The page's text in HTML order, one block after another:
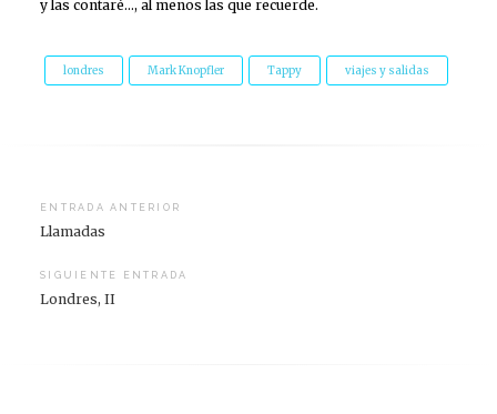
y las contaré…, al menos las que recuerde.
londres Mark Knopfler Tappy viajes y salidas
Navegación
de
entradas
ENTRADA ANTERIOR
Llamadas
SIGUIENTE ENTRADA
Londres, II